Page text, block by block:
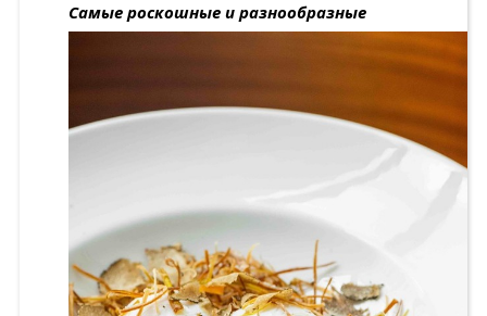
Самые роскошные и разнообразные